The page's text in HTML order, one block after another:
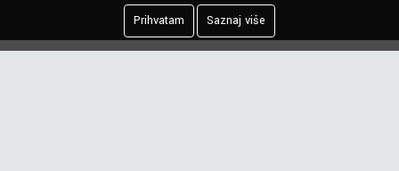
Prihvatam
Saznaj više